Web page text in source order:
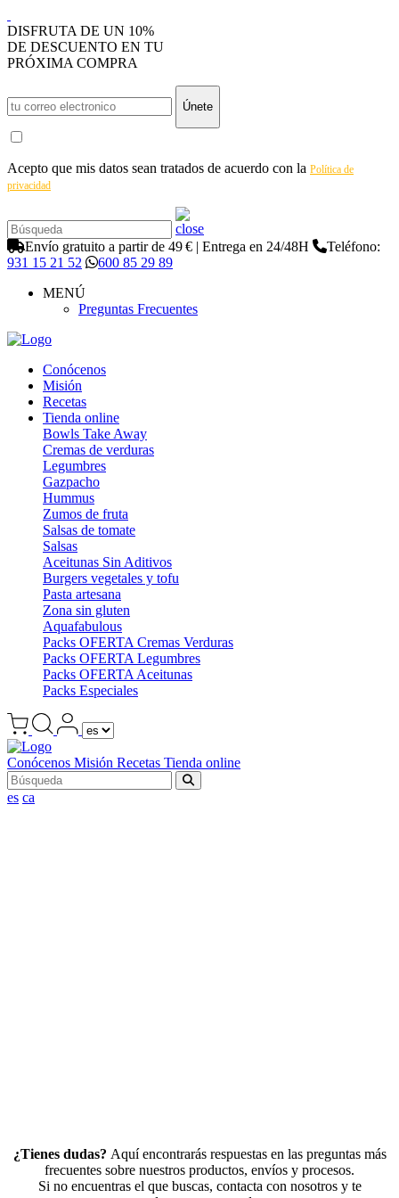
DISFRUTA DE UN 10%
DE DESCUENTO EN TU
PRÓXIMA COMPRA
Únete
Acepto que mis datos sean tratados de acuerdo con la Política de
privacidad
Envío gratuito a partir de 49 € | Entrega en 24/48H
Teléfono:
931 15 21 52
600 85 29 89
MENÚ
Preguntas Frecuentes
Conócenos
Misión
Recetas
Tienda online
Bowls Take Away
Cremas de verduras
Legumbres
Gazpacho
Hummus
Zumos de fruta
Salsas de tomate
Salsas
Aceitunas Sin Aditivos
Burgers vegetales y tofu
Pasta artesana
Zona sin gluten
Aquafabulous
Packs OFERTA Cremas Verduras
Packs OFERTA Legumbres
Packs OFERTA Aceitunas
Packs Especiales
Conócenos Misión Recetas Tienda online
es ca
¿Tienes dudas? Aquí encontrarás respuestas en las preguntas más
frecuentes sobre nuestros productos, envíos y procesos.
Si no encuentras el que buscas, contacta con nosotros y te